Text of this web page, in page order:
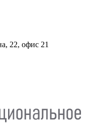
22, офис 21